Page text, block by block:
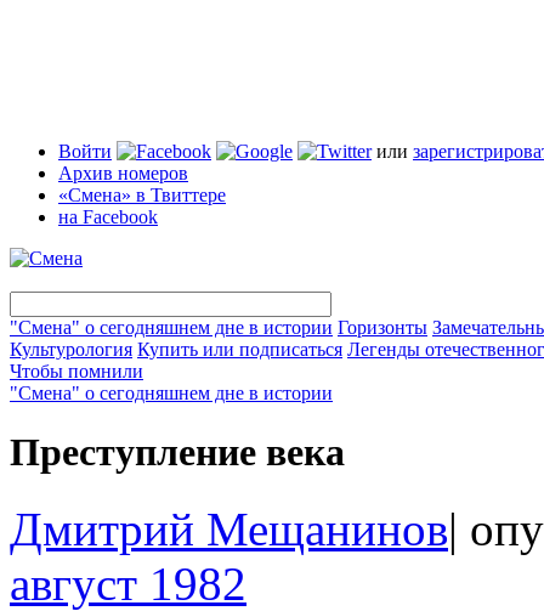
Войти или
Архив номеров
«Смена» в Твиттере
на Facebook
"Смена" о сегодняшнем дне в истории Горизонты
Культурология Купить или подписаться Легенды
Чтобы помнили
"Смена" о сегодняшнем дне в истории
Преступление века
Дмитрий Мещанинов|
август 1982